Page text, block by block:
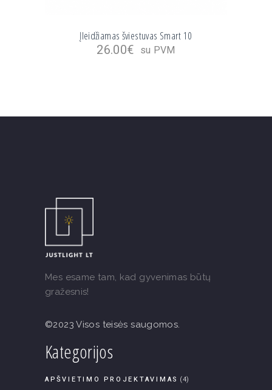
Įleidžiamas šviestuvas Smart 10
26.00€ su PVM
Mes esame tam, kad gyvenimas būtų
gražesnis!
©2023 Visos teisės saugomos.
Kategorijos
APŠVIETIMO PROJEKTAVIMAS (4)